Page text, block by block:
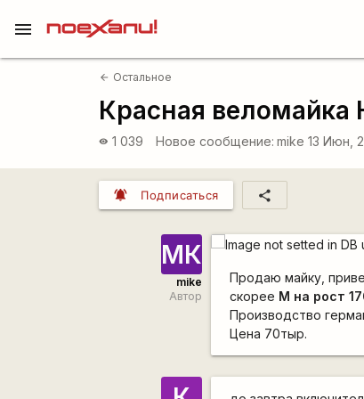
menu
arrow_back Остальное
Красная
visibility 1 039 Новое сообщение: mike 13 Июн,
notifications_active Подписаться share
МК
mike
Автор
Продаю майку,
скорее М на рост
Производство
Цена 70тыр.